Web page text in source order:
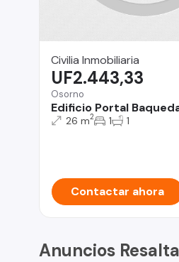
Civilia Inmobiliaria
Osorno
Edificio Portal
UF2.443,33
26 m2 1 1
Contactar ahora
Anuncios